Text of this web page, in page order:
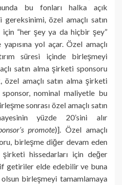
bu fonları halka açık
özel amaçlı satın
“her şey ya da hiçbir şey”
yol açar. Özel amaçlı
süresi içinde birleşmeyi
satın alma şirketi sponsoru
amaçlı satın alma şirketi
nominal maliyetle bu
sonrası özel amaçlı satın
yüzde 20’sini alır
promote)]. Özel amaçlı
birleşme diğer devam eden
şirketi hissedarları için değer
getiriler elde edebilir ve buna
birleşmeyi tamamlamaya